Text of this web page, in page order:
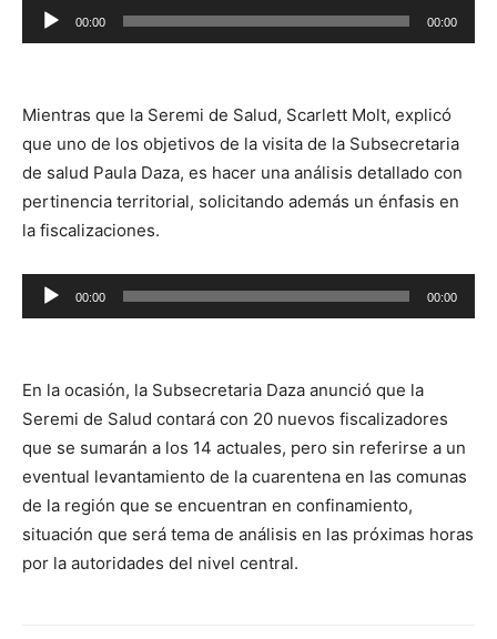
Reproductor
de
00:00 00:00
Mientras que la Seremi de Salud, Scarlett Molt, explicó
que uno de los objetivos de la visita de la Subsecretaria
de salud Paula Daza, es hacer una análisis detallado con
pertinencia territorial, solicitando además un énfasis en
la fiscalizaciones.
Reproductor
de
00:00 00:00
En la ocasión, la Subsecretaria Daza anunció que la
Seremi de Salud contará con 20 nuevos fiscalizadores
que se sumarán a los 14 actuales, pero sin referirse a un
eventual levantamiento de la cuarentena en las comunas
de la región que se encuentran en confinamiento,
situación que será tema de análisis en las próximas horas
por la autoridades del nivel central.